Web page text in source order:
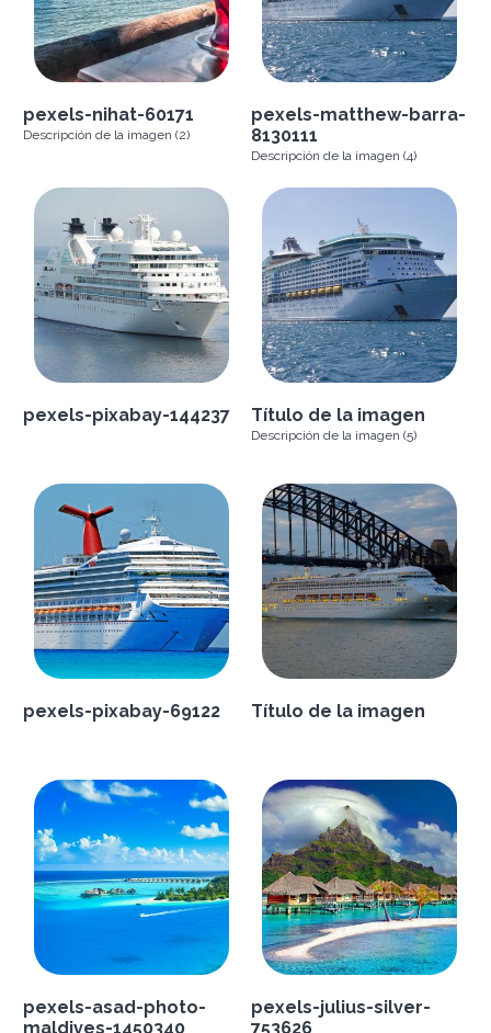
pexels-nihat-60171
Descripción de la imagen (2)
pexels-matthew-barra-
8130111
Descripción de la imagen (4)
pexels-pixabay-144237 Título de la imagen
Descripción de la imagen (5)
pexels-pixabay-69122 Título de la imagen
pexels-asad-photo-
maldives-1450340
pexels-julius-silver-
753626